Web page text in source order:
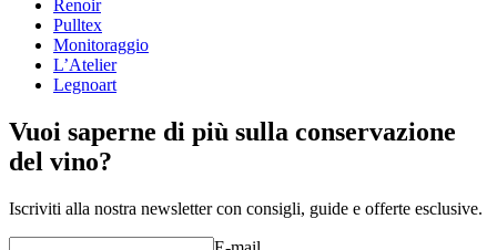
Renoir
Pulltex
Monitoraggio
L’Atelier
Legnoart
Vuoi saperne di più sulla conservazione
del vino?
Iscriviti alla nostra newsletter con consigli, guide e offerte esclusive.